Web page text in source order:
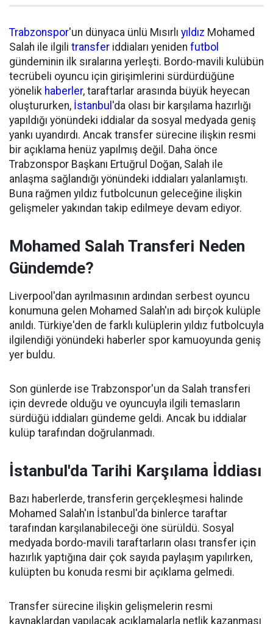
Trabzonspor'un dünyaca ünlü Mısırlı yıldız Mohamed
Salah ile ilgili transfer iddiaları yeniden futbol
gündeminin ilk sıralarına yerleşti. Bordo-mavili kulübün
tecrübeli oyuncu için girişimlerini sürdürdüğüne
yönelik haberler, taraftarlar arasında büyük heyecan
oluştururken, İstanbul 'da olası bir karşılama hazırlığı
yapıldığı yönündeki iddialar da sosyal medyada geniş
yankı uyandırdı. Ancak transfer sürecine ilişkin resmi
bir açıklama henüz yapılmış değil. Daha önce
Trabzonspor Başkanı Ertuğrul Doğan, Salah ile
anlaşma sağlandığı yönündeki iddiaları yalanlamıştı.
Buna rağmen yıldız futbolcunun geleceğine ilişkin
gelişmeler yakından takip edilmeye devam ediyor.
Mohamed Salah Transferi Neden
Gündemde?
Liverpool'dan ayrılmasının ardından serbest oyuncu
konumuna gelen Mohamed Salah'ın adı birçok kulüple
anıldı. Türkiye'den de farklı kulüplerin yıldız futbolcuyla
ilgilendiği yönündeki haberler spor kamuoyunda geniş
yer buldu.
Son günlerde ise Trabzonspor'un da Salah transferi
için devrede olduğu ve oyuncuyla ilgili temasların
sürdüğü iddiaları gündeme geldi. Ancak bu iddialar
kulüp tarafından doğrulanmadı.
İstanbul'da Tarihi Karşılama İddiası
Bazı haberlerde, transferin gerçekleşmesi halinde
Mohamed Salah'ın İstanbul'da binlerce taraftar
tarafından karşılanabileceği öne sürüldü. Sosyal
medyada bordo-mavili taraftarların olası transfer için
hazırlık yaptığına dair çok sayıda paylaşım yapılırken,
kulüpten bu konuda resmi bir açıklama gelmedi.
Transfer sürecine ilişkin gelişmelerin resmi
kaynaklardan yapılacak açıklamalarla netlik kazanması